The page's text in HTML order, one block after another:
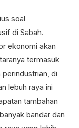
soal
di Sabah.
ekonomi akan
termasuk
di
lebuh raya ini
tambahan
bandar dan